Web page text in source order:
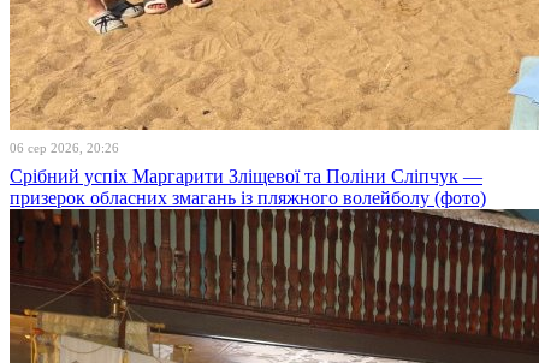
06 сер 2026, 20:26
Срібний успіх Маргарити Зліщевої та Поліни Сліпчук —
призерок обласних змагань із пляжного волейболу (фото)